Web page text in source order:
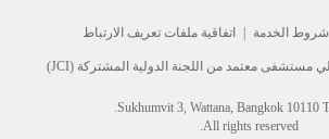
شروط الخدمة اتفاقية ملفات تعريف الارتباط
مستشفى معتمد من اللجنة الدولية المشتركة (JCI)
All rights reserved.